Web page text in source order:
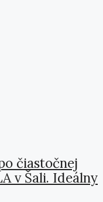
čiastočnej
v Šali. Ideálny